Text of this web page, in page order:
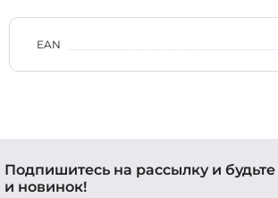
EAN
Подпишитесь на рассылку и
и новинок!